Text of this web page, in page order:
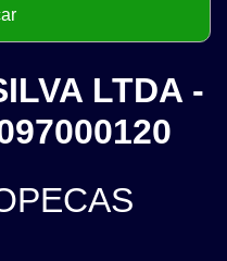
LTDA -